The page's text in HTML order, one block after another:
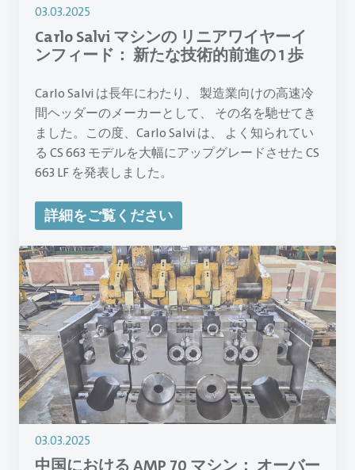
03.03.2025
Carlo Salvi マシンの リニアワイヤーイ
ンフィード： 新たな技術的前進の 1 歩
Carlo Salvi は長年にわたり、 製造業向けの高速冷
間ヘッダーのメーカーとして、 その名を馳せてき
ました。この度、Carlo Salvi は、 よく知られてい
る CS 663 モデルを大幅にアップグレードさせた CS
663 LF を発表しました。
詳細をご覧ください
03.03.2025
中国における AMP 70 マシン： オーバー